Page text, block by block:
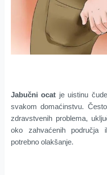
Jabučni ocat je uistinu
svakom domaćinstvu.
zdravstvenih problema,
oko zahvaćenih područja
potrebno olakšanje.